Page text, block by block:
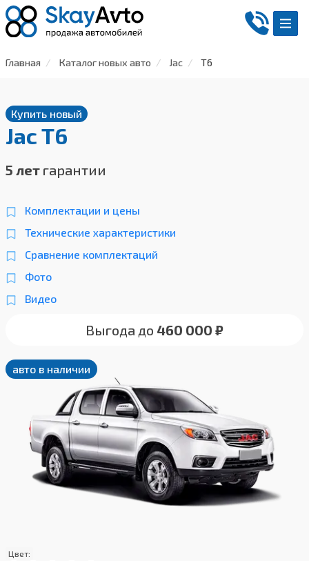
Главная Каталог новых авто Jac T6
Купить новый
Jac T6
5 лет гарантии
Комплектации и цены
Технические характеристики
Сравнение комплектаций
Фото
Видео
Выгода до 460 000 ₽
авто в наличии
Цвет: